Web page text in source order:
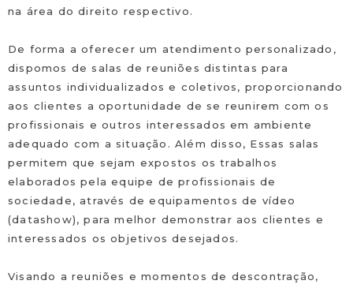
na área do direito respectivo.
De forma a oferecer um atendimento personalizado,
dispomos de salas de reuniões distintas para
assuntos individualizados e coletivos, proporcionando
aos clientes a oportunidade de se reunirem com os
profissionais e outros interessados em ambiente
adequado com a situação. Além disso, Essas salas
permitem que sejam expostos os trabalhos
elaborados pela equipe de profissionais de
sociedade, através de equipamentos de vídeo
(datashow), para melhor demonstrar aos clientes e
interessados os objetivos desejados.
Visando a reuniões e momentos de descontração,